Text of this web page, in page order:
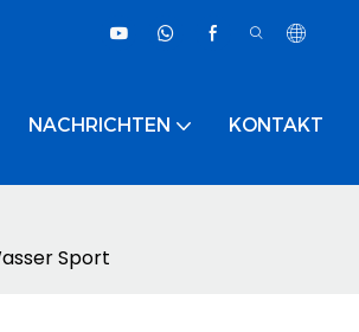
NACHRICHTEN KONTAKT
Sport